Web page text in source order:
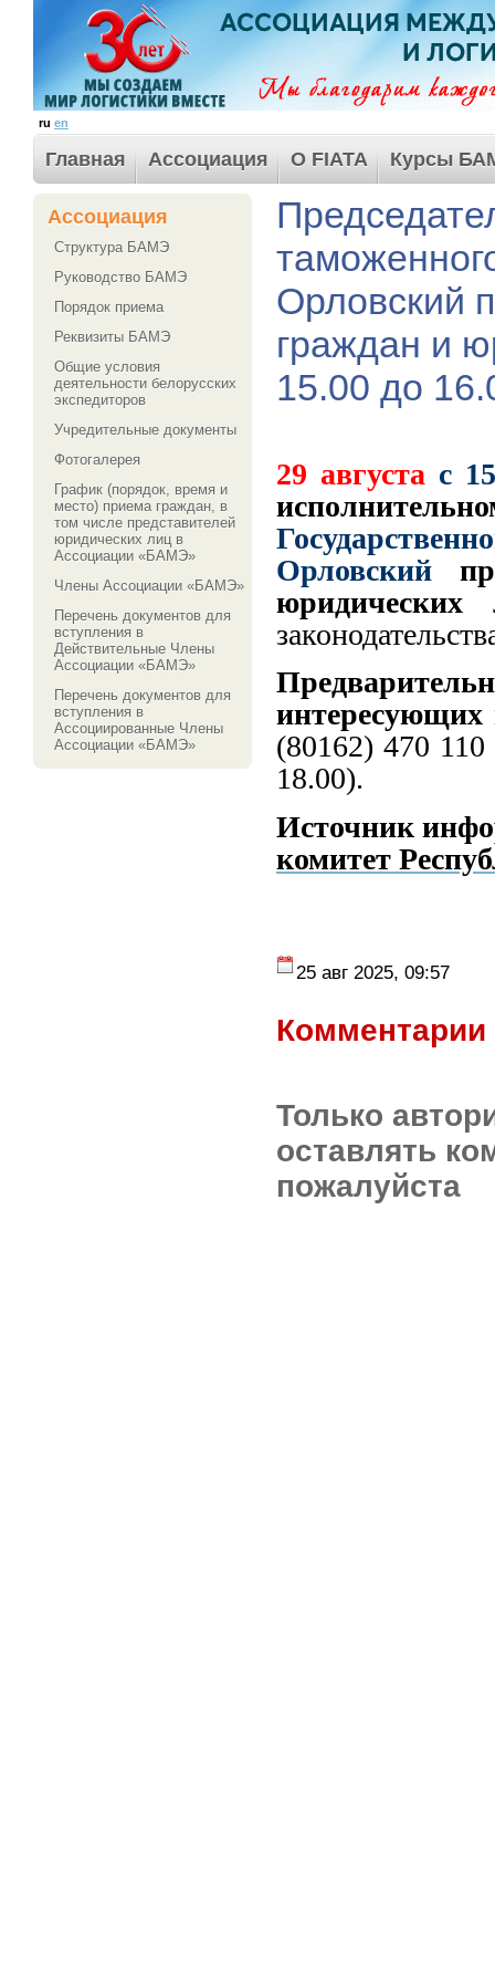
ru en
Главная Ассоциация О FIATA Курсы
Ассоциация
Структура БАМЭ
Руководство БАМЭ
Порядок приема
Реквизиты БАМЭ
Общие условия
деятельности белорусских
экспедиторов
Учредительные документы
Фотогалерея
График (порядок, время и
место) приема граждан, в
том числе представителей
юридических лиц в
Ассоциации «БАМЭ»
Члены Ассоциации «БАМЭ»
Перечень документов для
вступления в
Действительные Члены
Ассоциации «БАМЭ»
Перечень документов для
вступления в
Ассоциированные Члены
Ассоциации «БАМЭ»
Орловский
граждан и
15.00 до
29 августа с
Орловский
юридических
интересующих
(80162) 470
18.00).
Источник
комитет
25 авг 2025, 09:57
Комментарии
Только
оставлять
пожалуйста